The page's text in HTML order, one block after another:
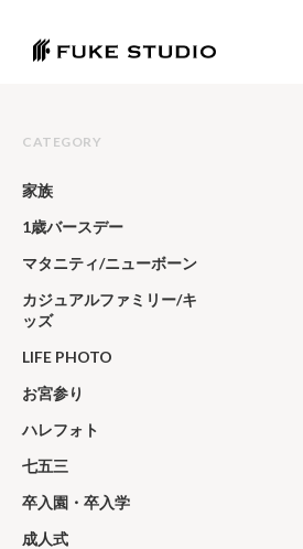
CATEGORY
家族
1歳バースデー
マタニティ/ニューボーン
カジュアルファミリー/キ
ッズ
LIFE PHOTO
お宮参り
ハレフォト
七五三
卒入園・卒入学
成人式